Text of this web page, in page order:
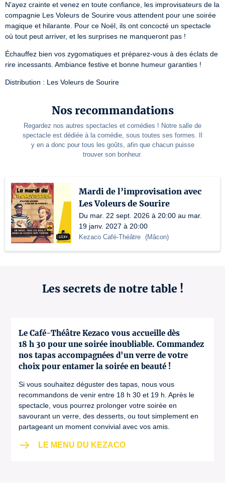
N'ayez crainte et venez en toute confiance, les improvisateurs de la
compagnie Les Voleurs de Sourire vous attendent pour une soirée
magique et hilarante. Pour ce Noël, ils ont concocté un spectacle
où tout peut arriver, et les surprises ne manqueront pas !
Échauffez bien vos zygomatiques et préparez-vous à des éclats de
rire incessants. Ambiance festive et bonne humeur garanties !
Distribution : Les Voleurs de Sourire
Nos recommandations
Regardez nos autres spectacles et comédies ! Notre salle de
spectacle est dédiée à la comédie, sous toutes ses formes. Il
y en a donc pour tous les goûts, afin que chacun puisse
trouver son bonheur.
Mardi de l’improvisation avec
Les Voleurs de Sourire
Du mar. 22 sept. 2026 à 20:00 au mar.
19 janv. 2027 à 20:00
Kezaco Café-Théâtre (Mâcon)
Les secrets de notre table !
Le Café-Théâtre Kezaco vous accueille dès
18 h 30 pour une soirée inoubliable. Commandez
nos tapas accompagnées d'un verre de votre
choix pour entamer la soirée en beauté !
Si vous souhaitez déguster des tapas, nous vous
recommandons de venir entre 18 h 30 et 19 h. Après le
spectacle, vous pourrez prolonger votre soirée en
savourant un verre, des desserts, ou tout simplement en
partageant un moment convivial avec vos amis.
LE MENU DU KEZACO